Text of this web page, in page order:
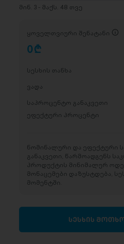
მინ. 3 - მაქს. 48 თვე
ყოველთვიური შენატანი
0D
სესხის თანხა
ვადა
საპროცენტო განაკვეთი
ეფექტური პროცენტი
ნომინალური და ეფექტური
განაკვეთი, წარმოადგენს
პროდუქტის მინიმალურ
მონაცემები დაზუსტდება,
მომენტში.
სესხის